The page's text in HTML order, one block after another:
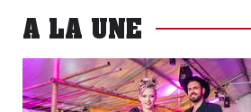
A LA UNE